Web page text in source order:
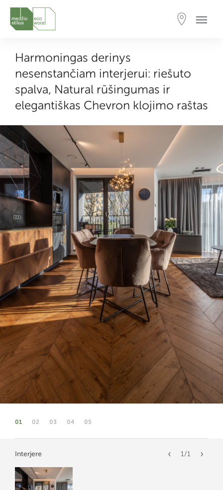
Harmoningas derinys
nesenstančiam interjerui: riešuto
spalva, Natural rūšingumas ir
elegantiškas Chevron klojimo raštas
01 02 03 04 05
Interjere 1/1